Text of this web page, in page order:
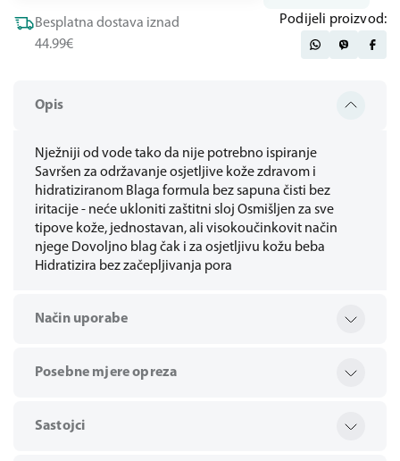
Opis
Nježniji od vode tako da nije potrebno ispiranje
Savršen za održavanje osjetljive kože zdravom i
hidratiziranom Blaga formula bez sapuna čisti bez
iritacije - neće ukloniti zaštitni sloj Osmišljen za sve
tipove kože, jednostavan, ali visokoučinkovit način
njege Dovoljno blag čak i za osjetljivu kožu beba
Hidratizira bez začepljivanja pora
Način uporabe
Posebne mjere opreza
Sastojci
Besplatna dostava iznad
44.99€
Podijeli proizvod: